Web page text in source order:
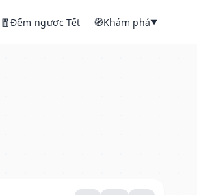
🧧Đếm ngược Tết 🧭Khám phá▼